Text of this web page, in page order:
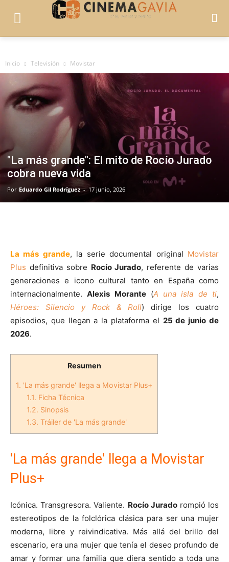
Inicio Televisión Movistar
"La más grande": El mito de Rocío Jurado
cobra nueva vida
Por Eduardo Gil Rodríguez - 17 junio, 2026
La más grande, la serie documental original Movistar
Plus definitiva sobre Rocío Jurado, referente de varias
generaciones e icono cultural tanto en España como
internacionalmente.Alexis Morante(A una isla de ti,
Héroes: Silencio y Rock & Roll) dirige los cuatro
episodios, que llegan a la plataforma el 25 de junio de
2026.
Resumen
1. 'La más grande' llega a Movistar Plus+
1.1. Ficha Técnica
1.2. Sinopsis
1.3. Tráiler de 'La más grande'
'La más grande' llega a Movistar
Plus+
Icónica. Transgresora. Valiente. Rocío Juradorompió los
estereotipos de la folclórica clásica para ser una mujer
moderna, libre y reivindicativa. Más allá del brillo del
escenario, era una mujer que tenía el deseo profundo de
amar y formar una familia que diera sentido a toda una